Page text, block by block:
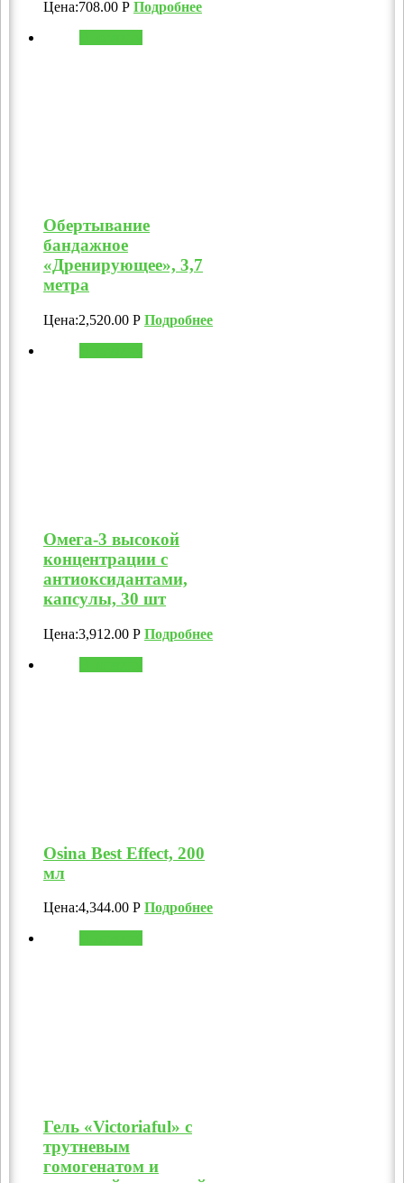
Цена:708.00 Р Подробнее
Обертывание
бандажное
«Дренирующее», 3,7
метра
Цена:2,520.00 Р Подробнее
Омега-3 высокой
концентрации с
антиоксидантами,
капсулы, 30 шт
Цена:3,912.00 Р Подробнее
Osina Best Effect, 200
мл
Цена:4,344.00 Р Подробнее
Гель «Victoriaful» с
трутневым
гомогенатом и